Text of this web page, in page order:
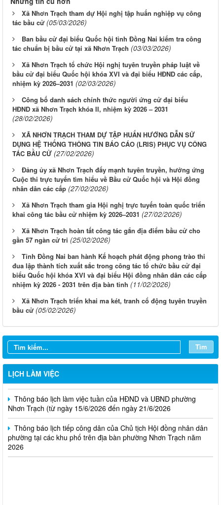
Xã Nhơn Trạch tham dự Hội nghị tập huấn nghiệp vụ công
tác bầu cử (05/03/2026)
Ban bầu cử đại biểu Quốc hội tỉnh Đồng Nai kiểm tra công
tác chuẩn bị bầu cử tại xã Nhơn Trạch (03/03/2026)
Xã Nhơn Trạch tổ chức Hội nghị tuyên truyền pháp luật về
bầu cử đại biểu Quốc hội khóa XVI và đại biểu HĐND các cấp,
nhiệm kỳ 2026–2031 (02/03/2026)
Công bố danh sách chính thức người ứng cử đại biểu
HĐND xã Nhơn Trạch khóa II, nhiệm kỳ 2026 – 2031
(28/02/2026)
XÃ NHƠN TRẠCH THAM DỰ TẬP HUẤN HƯỚNG DẪN SỬ
DỤNG HỆ THỐNG THÔNG TIN BÁO CÁO (LRIS) PHỤC VỤ CÔNG
TÁC BẦU CỬ (27/02/2026)
Đảng ủy xã Nhơn Trạch đẩy mạnh tuyên truyền, hưởng ứng
Cuộc thi trực tuyến tìm hiểu về Bầu cử Quốc hội và Hội đồng
nhân dân các cấp (27/02/2026)
Xã Nhơn Trạch tham gia Hội nghị trực tuyến toàn quốc triển
khai công tác bầu cử nhiệm kỳ 2026–2031 (27/02/2026)
Xã Nhơn Trạch hoàn tất công tác gắn địa điểm bầu cử cho
gần 57 ngàn cử tri (25/02/2026)
Tỉnh Đồng Nai ban hành Kế hoạch phát động phong trào thi
đua lập thành tích xuất sắc trong công tác tổ chức bầu cử đại
biểu Quốc hội khóa XVI và đại biểu Hội đồng nhân dân các cấp
nhiệm kỳ 2026 - 2031 trên địa bàn tỉnh (11/02/2026)
Xã Nhơn Trạch triển khai ma két, tranh cổ động tuyên truyền
bầu cử (05/02/2026)
Tìm
LỊCH LÀM VIỆC
Thông báo lịch làm việc tuần của HĐND và UBND phường
Nhơn Trạch( từ ngày 03/08/2026 đến ngày 08/08/2026)
Thông báo lịch làm việc tuần của HĐND và UBND Phường
Nhơn Trạch ( từ ngày 20/7/2026 đến ngày 25/7/2026)
Thông báo lịch làm việc tuần của HĐND và UBND phường
Nhơn Trạch ( Từ ngày 29/6/2026 đến ngày 4/7/2026)
Thông báo lịch làm việc tuần của HĐND và UBND phường
Nhơn Trạch (từ ngày 15/6/2026 đến ngày 21/6/2026
Thông báo lịch tiếp công dân của Chủ tịch Hội đồng nhân dân
phường tại các khu phố trên địa bàn phường Nhơn Trạch năm
2026
Niêm yết phương án bồi thường, hỗ trợ, tái định cư
Thông báo về việc hủy kết quả trúng tuyển (nguyện vọng 1)